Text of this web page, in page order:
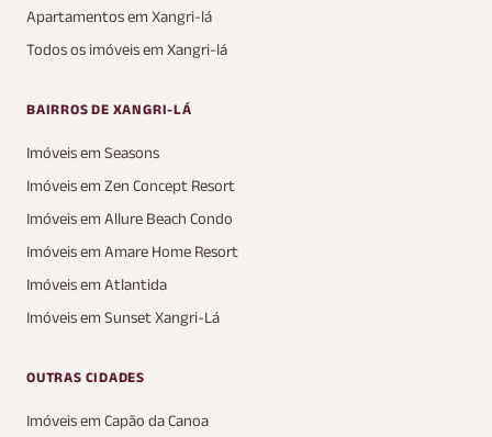
Apartamentos em Xangri-lá
Todos os imóveis em Xangri-lá
BAIRROS DE XANGRI-LÁ
Imóveis em Seasons
Imóveis em Zen Concept Resort
Imóveis em Allure Beach Condo
Imóveis em Amare Home Resort
Imóveis em Atlantida
Imóveis em Sunset Xangri-Lá
OUTRAS CIDADES
Imóveis em Capão da Canoa